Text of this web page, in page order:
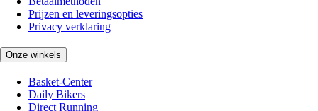
Prijzen en leveringsopties
Privacy verklaring
Onze winkels
Basket-Center
Daily Bikers
Direct Running